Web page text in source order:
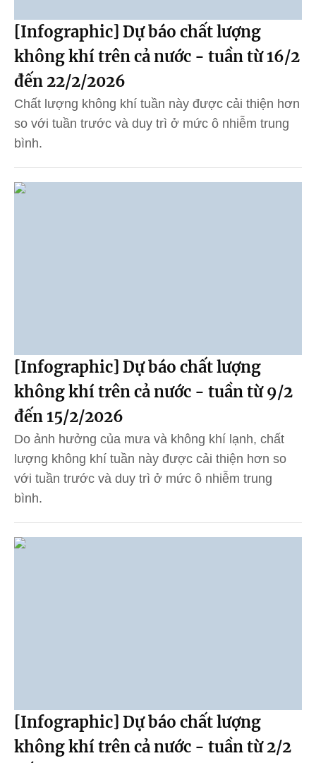
[Infographic] Dự báo chất lượng
không khí trên cả nước - tuần từ 16/2
đến 22/2/2026
Chất lượng không khí tuần này được cải thiện hơn
so với tuần trước và duy trì ở mức ô nhiễm trung
bình.
[Infographic] Dự báo chất lượng
không khí trên cả nước - tuần từ 9/2
đến 15/2/2026
Do ảnh hưởng của mưa và không khí lạnh, chất
lượng không khí tuần này được cải thiện hơn so
với tuần trước và duy trì ở mức ô nhiễm trung
bình.
[Infographic] Dự báo chất lượng
không khí trên cả nước - tuần từ 2/2